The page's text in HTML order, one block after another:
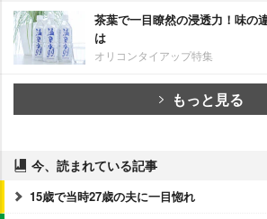
茶葉で一目瞭然の浸透力！味の
は
オリコンタイアップ特集
もっと見る
今、読まれている記事
15歳で当時27歳の夫に一目惚れ